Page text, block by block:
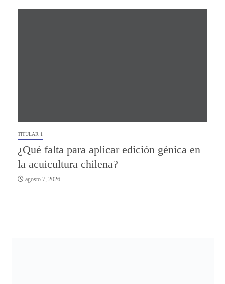
TITULAR 1
¿Qué falta para aplicar edición génica en
la acuicultura chilena?
agosto 7, 2026